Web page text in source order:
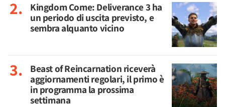
Kingdom Come: Deliverance 3 ha
un periodo di uscita previsto, e
sembra alquanto vicino
Beast of Reincarnation riceverà
aggiornamenti regolari, il primo è
in programma la prossima
settimana